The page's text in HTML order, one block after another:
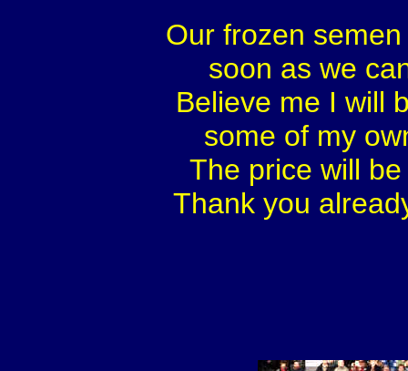
Our frozen
soon as we
Believe me I will
some of my
The price will
Thank you